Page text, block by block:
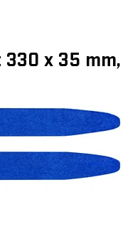
330 x 35 mm,